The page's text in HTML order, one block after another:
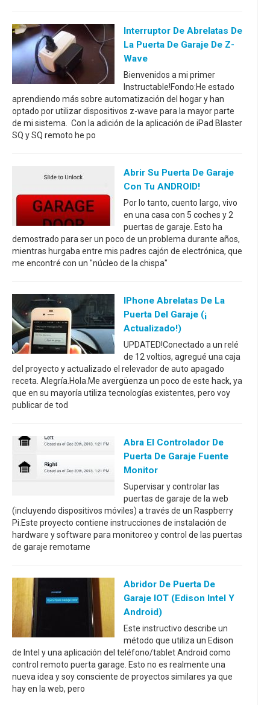
Interruptor De Abrelatas De
La Puerta De Garaje De Z-
Wave
Bienvenidos a mi primer
Instructable!Fondo:He estado
aprendiendo más sobre automatización del hogar y han
optado por utilizar dispositivos z-wave para la mayor parte
de mi sistema. Con la adición de la aplicación de iPad Blaster
SQ y SQ remoto he po
Abrir Su Puerta De Garaje
Con Tu ANDROID!
Por lo tanto, cuento largo, vivo
en una casa con 5 coches y 2
puertas de garaje. Esto ha
demostrado para ser un poco de un problema durante años,
mientras hurgaba entre mis padres cajón de electrónica, que
me encontré con un "núcleo de la chispa"
IPhone Abrelatas De La
Puerta Del Garaje (¡
Actualizado!)
UPDATED!Conectado a un relé
de 12 voltios, agregué una caja
del proyecto y actualizado el relevador de auto apagado
receta. Alegría.Hola.Me avergüenza un poco de este hack, ya
que en su mayoría utiliza tecnologías existentes, pero voy
publicar de tod
Abra El Controlador De
Puerta De Garaje Fuente
Monitor
Supervisar y controlar las
puertas de garaje de la web
(incluyendo dispositivos móviles) a través de un Raspberry
Pi.Este proyecto contiene instrucciones de instalación de
hardware y software para monitoreo y control de las puertas
de garaje remotame
Abridor De Puerta De
Garaje IOT (Edison Intel Y
Android)
Este instructivo describe un
método que utiliza un Edison
de Intel y una aplicación del teléfono/tablet Android como
control remoto puerta garage. Esto no es realmente una
nueva idea y soy consciente de proyectos similares ya que
hay en la web, pero